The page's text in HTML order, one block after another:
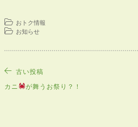
おトク情報
お知らせ
投
ナ
古い投稿
カニ
が舞うお祭り？！